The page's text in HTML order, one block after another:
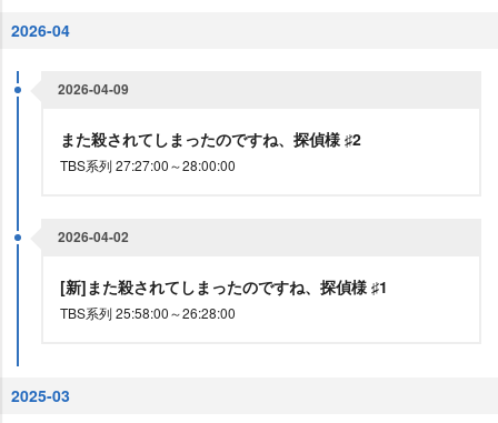
2026-04
2026-04-09
また殺されてしまったのですね、探偵様 ♯2
TBS系列 27:27:00～28:00:00
2026-04-02
[新]また殺されてしまったのですね、探偵様 ♯1
TBS系列 25:58:00～26:28:00
2025-03